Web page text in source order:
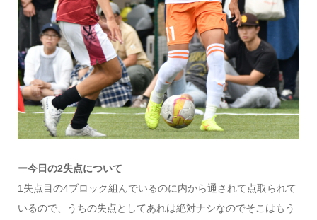
ー今日の2失点について
1失点目の4ブロック組んでいるのに内から通されて点取られて
いるので、うちの失点としてあれは絶対ナシなのでそこはもう